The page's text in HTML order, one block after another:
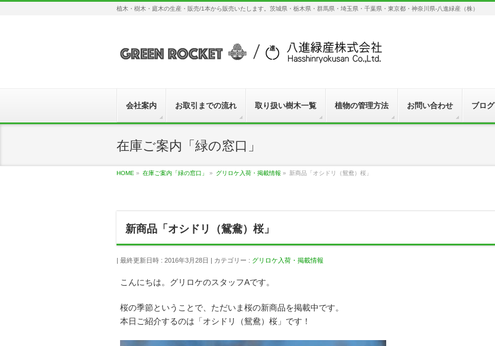
植木・樹木・庭木の生産・販売/1本から販売いたします。茨城県・栃木県・群馬県・埼玉県・千葉県・東京都・神奈川県-八進緑産（株）
会社案内 お取引までの流れ 取り扱い樹木一覧 植物の管理方法 お問い合わせ ブログ
在庫ご案内「緑の窓口」
HOME » 在庫ご案内「緑の窓口」 » グリロケ入荷・掲載情報 » 新商品「オシドリ（鴛鴦）桜」
新商品「オシドリ（鴛鴦）桜」
最終更新日時 : 2016年3月28日 カテゴリー : グリロケ入荷・掲載情報
こんにちは。グリロケのスタッフAです。
桜の季節ということで、ただいま桜の新商品を掲載中です。
本日ご紹介するのは「オシドリ（鴛鴦）桜」です！